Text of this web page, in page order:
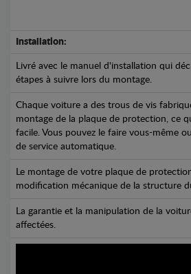
Installation:
Livré avec le manuel d'installation qui
étapes à suivre lors du montage.
Chaque voiture a des trous de vis
montage de la plaque de protection, ce
facile. Vous pouvez le faire vous-même
de service automatique.
Le montage de votre plaque de
modification mécanique de la structure
La garantie et la manipulation de la
affectées.